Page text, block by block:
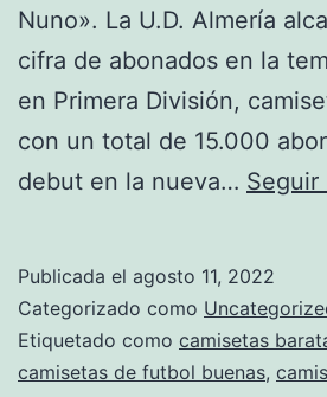
Nuno». La U.D. Almería
cifra de abonados en la
en Primera División,
con un total de 15.000
debut en la nueva… Seguir
Publicada el agosto 11, 2022
Categorizado como
Etiquetado como camisetas
camisetas de futbol buenas,